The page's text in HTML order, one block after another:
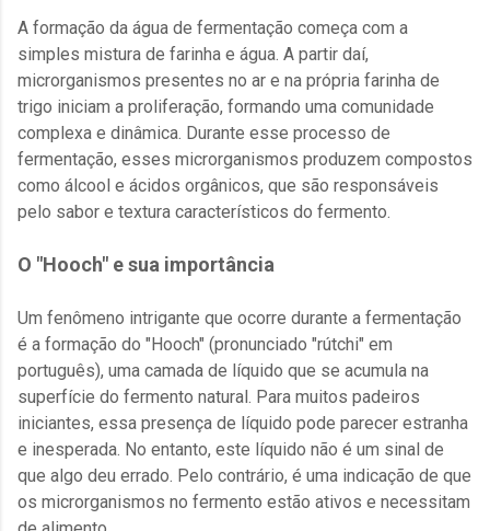
A formação da água de fermentação começa com a
simples mistura de farinha e água. A partir daí,
microrganismos presentes no ar e na própria farinha de
trigo iniciam a proliferação, formando uma comunidade
complexa e dinâmica. Durante esse processo de
fermentação, esses microrganismos produzem compostos
como álcool e ácidos orgânicos, que são responsáveis
pelo sabor e textura característicos do fermento.
O "Hooch" e sua importância
Um fenômeno intrigante que ocorre durante a fermentação
é a formação do "Hooch" (pronunciado "rútchi" em
português), uma camada de líquido que se acumula na
superfície do fermento natural. Para muitos padeiros
iniciantes, essa presença de líquido pode parecer estranha
e inesperada. No entanto, este líquido não é um sinal de
que algo deu errado. Pelo contrário, é uma indicação de que
os microrganismos no fermento estão ativos e necessitam